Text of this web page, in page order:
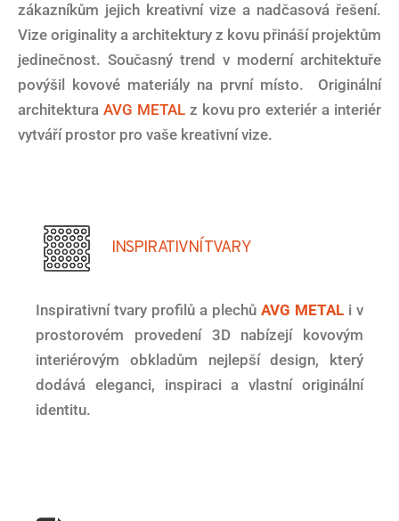
zákazníkům jejich kreativní vize a nadčasová řešení.
Vize originality a architektury z kovu přináší projektům
jedinečnost. Současný trend v moderní architektuře
povýšil kovové materiály na první místo. Originální
architektura AVG METALz kovu pro exteriér a interiér
vytváří prostor pro vaše kreativní vize.
INSPIRATIVNÍ TVARY
Inspirativní tvary profilů a plechů AVG METAL i v
prostorovém provedení 3D nabízejí kovovým
interiérovým obkladům nejlepší design, který
dodává eleganci, inspiraci a vlastní originální
identitu.